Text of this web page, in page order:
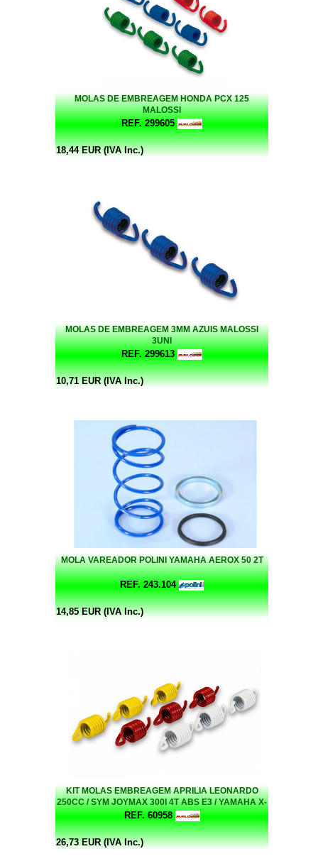
MOLAS DE EMBREAGEM HONDA PCX 125
MALOSSI
REF. 299605
18,44 EUR (IVA Inc.)
MOLAS DE EMBREAGEM 3MM AZUIS MALOSSI
3UNI
REF. 299613
10,71 EUR (IVA Inc.)
MOLA VAREADOR POLINI YAMAHA AEROX 50 2T
REF. 243.104
14,85 EUR (IVA Inc.)
KIT MOLAS EMBREAGEM APRILIA LEONARDO
250CC / SYM JOYMAX 300I 4T ABS E3 / YAMAHA X-
MAX 250CC (9 MOLAS) VERMELHA / AMARELA /
BRANCA MHR MALOSSI
REF. 60958
26,73 EUR (IVA Inc.)